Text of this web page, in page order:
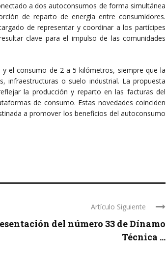
a dos autoconsumos de forma simultánea
de reparto de energía entre consumidores.
de representar y coordinar a los partícipes
clave para el impulso de las comunidades
el consumo de 2 a 5 kilómetros, siempre que la
infraestructuras o suelo industrial. La propuesta
la producción y reparto en las facturas del
de consumo. Estas novedades coinciden
a promover los beneficios del autoconsumo
Artículo Siguiente
del número 33 de Dínamo
Técnica ...